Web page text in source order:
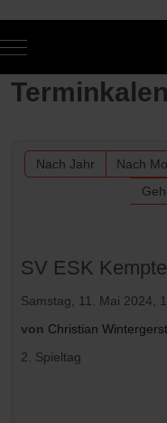
Mobile Menu Toggle
Nach Jahr Nach
SV ESK
Samstag, 11. Mai 2024,
von Christian Wintergerst
2. Spieltag